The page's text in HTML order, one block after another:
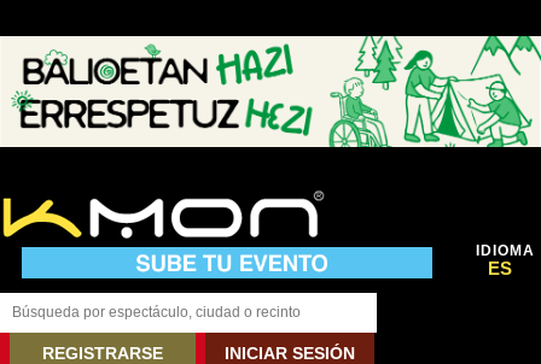
IDIOMA
ES
REGISTRARSE INICIAR SESIÓN